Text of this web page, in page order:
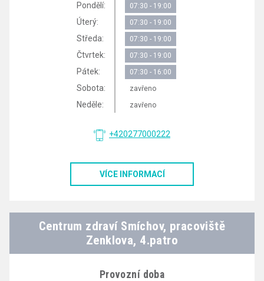
Pondělí: 07:30 - 19:00
Úterý: 07:30 - 19:00
Středa: 07:30 - 19:00
Čtvrtek: 07:30 - 19:00
Pátek: 07:30 - 16:00
Sobota: zavřeno
Neděle: zavřeno
+420277000222
VÍCE INFORMACÍ
Centrum zdraví Smíchov, pracoviště
Zenklova, 4.patro
Provozní doba